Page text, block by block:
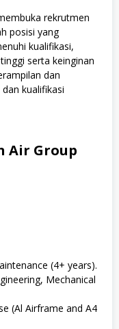
rekrutmen
posisi yang
kualifikasi,
serta keinginan
dan
kualifikasi
Air Group
(4+ years).
Mechanical
(Al Airframe and A4